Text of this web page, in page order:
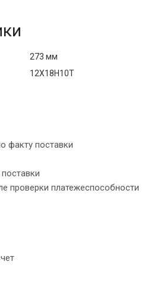
273 мм
12Х18Н10Т
факту поставки
проверки платежеспособности